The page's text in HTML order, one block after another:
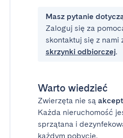
Masz pytanie
Zaloguj się za
skontaktuj się z nami
skrzynki odbiorczej.
Warto wiedzieć
Zwierzęta nie są
Każda nieruchomość
sprzątana i
każdym pobycie.